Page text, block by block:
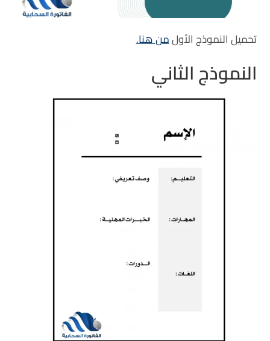
تحميل النموذج الأولمن هنا.
النموذج الثاني